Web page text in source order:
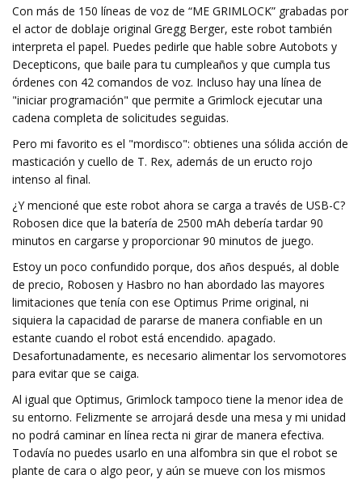
Con más de 150 líneas de voz de “ME GRIMLOCK” grabadas por
el actor de doblaje original Gregg Berger, este robot también
interpreta el papel. Puedes pedirle que hable sobre Autobots y
Decepticons, que baile para tu cumpleaños y que cumpla tus
órdenes con 42 comandos de voz. Incluso hay una línea de
"iniciar programación" que permite a Grimlock ejecutar una
cadena completa de solicitudes seguidas.
Pero mi favorito es el "mordisco": obtienes una sólida acción de
masticación y cuello de T. Rex, además de un eructo rojo
intenso al final.
¿Y mencioné que este robot ahora se carga a través de USB-C?
Robosen dice que la batería de 2500 mAh debería tardar 90
minutos en cargarse y proporcionar 90 minutos de juego.
Estoy un poco confundido porque, dos años después, al doble
de precio, Robosen y Hasbro no han abordado las mayores
limitaciones que tenía con ese Optimus Prime original, ni
siquiera la capacidad de pararse de manera confiable en un
estante cuando el robot está encendido. apagado.
Desafortunadamente, es necesario alimentar los servomotores
para evitar que se caiga.
Al igual que Optimus, Grimlock tampoco tiene la menor idea de
su entorno. Felizmente se arrojará desde una mesa y mi unidad
no podrá caminar en línea recta ni girar de manera efectiva.
Todavía no puedes usarlo en una alfombra sin que el robot se
plante de cara o algo peor, y aún se mueve con los mismos